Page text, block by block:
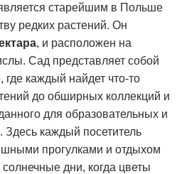
старейшим в Польше
редких растений. Он
, и расположен на
Сад представляет собой
где каждый найдет что-то
до обширных коллекций и
для образовательных и
Здесь каждый посетитель
прогулками и отдыхом
дни, когда цветы